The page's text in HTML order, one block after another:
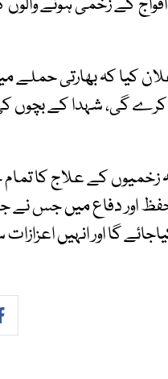
کیا کہ بھارتی حملے
گی، شہدا کے بچوں
زخمیوں کے علاج کا
اور دفاع میں جس نے جس
گا اور انہیں اعزازات